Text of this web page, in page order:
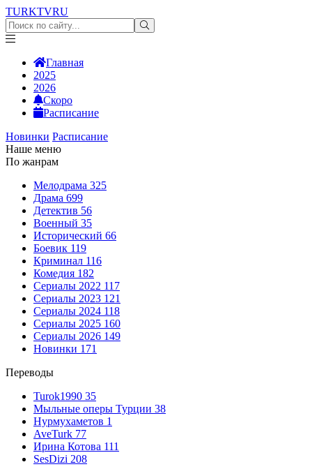
TURKTVRU
Главная
2025
2026
Скоро
Расписание
Новинки Расписание
Наше меню
По жанрам
Мелодрама 325
Драма 699
Детектив 56
Военный 35
Исторический 66
Боевик 119
Криминал 116
Комедия 182
Сериалы 2022 117
Сериалы 2023 121
Сериалы 2024 118
Сериалы 2025 160
Сериалы 2026 149
Новинки 171
Переводы
Turok1990 35
Мыльные оперы Турции 38
Нурмухаметов 1
AveTurk 77
Ирина Котова 111
SesDizi 208